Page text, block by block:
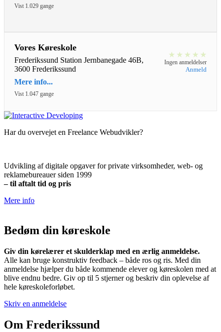
Vist 1.029 gange
Vores Køreskole
Frederikssund Station Jernbanegade 46B,
3600 Frederikssund
Mere info...
Vist 1.047 gange
★ ★ ★ ★ ★
Ingen anmeldelser
Anmeld
Har du overvejet en Freelance Webudvikler?
Udvikling af digitale opgaver for private virksomheder, web- og
reklamebureauer siden 1999
– til aftalt tid og pris
Mere info
Bedøm din køreskole
Giv din kørelærer et skulderklap med en ærlig anmeldelse.
Alle kan bruge konstruktiv feedback – både ros og ris. Med din
anmeldelse hjælper du både kommende elever og køreskolen med at
blive endnu bedre. Giv op til 5 stjerner og beskriv din oplevelse af
hele køreskoleforløbet.
Skriv en anmeldelse
Om Frederikssund